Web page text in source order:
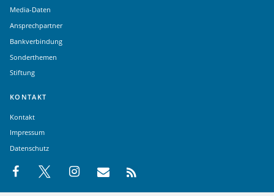
Media-Daten
Ansprechpartner
Bankverbindung
Sonderthemen
Stiftung
KONTAKT
Kontakt
Impressum
Datenschutz